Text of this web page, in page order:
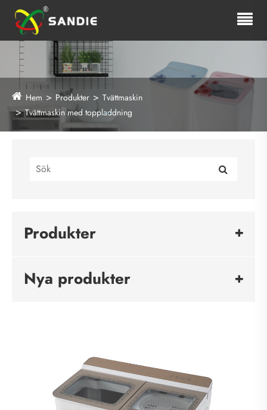
Hem Produkter
Tvättmaskin
Tvättmaskin med toppladdning
Produkter
Nya produkter